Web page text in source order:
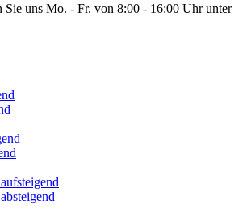
Sie uns Mo. - Fr. von 8:00 - 16:00 Uhr unter